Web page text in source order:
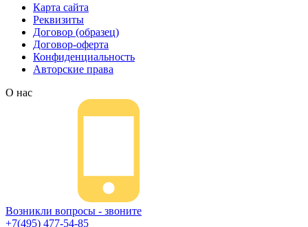
Карта сайта
Реквизиты
Договор (образец)
Договор-оферта
Конфиденциальность
Авторские права
О нас
Возникли вопросы - звоните
+7(495) 477-54-85